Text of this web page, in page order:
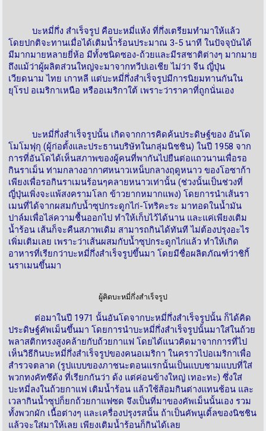
บะหมี่กึ่ง สำเร็จรูป คือบะหมี่แห้ง ที่กึ่งเตรียมทำมาให้แล้ว
โดยปกติจะทานเมื่อได้เติมน้ำร้อนประมาณ 3-5 นาที ในปัจจุบันได้
มีมากมายหลายยี่ห้อ มีทั้งชนิดซอง-ถ้วยและมีรสชาติต่างๆ มากมาย
ถึงแม้ว่าผู้ผลิตส่วนใหญ่จะมาจากทวีปเอเชีย ไม่ว่า จีน ญี่ปุ่น
เวียดนาม ไทย เกาหลี แต่บะหมี่กึ่งสำเร็จรูปมีการนิยมทานกันใน
ยุโรป อเมริกาเหนือ หรืออเมริกาใต้ เพราะว่าราคาที่ถูกนั่นเอง
บะหมี่กึ่งสำเร็จรูปนั้น เกิดจากการคิดค้นประดิษฐ์ของ อันโด
โมโมฟุกุ (ผู้ก่อตั้งและประธานบริษัทในกลุ่มนิชชิน) ในปี 1958 จาก
การที่อันโดได้เห็นสภาพของผู้คนที่พากันไปยืนต่อแถวนานเพื่อรอ
กินราเม็น ท่ามกลางอากาศหนาวเหน็บกลางฤดูหนาว ของโอซาก้า
เพียงเพื่อรอกินราเมนร้อนๆคลายหนาวเท่านั้น (ช่วงนั้นเป็นช่วงที่
ญี่ปุ่นเพิ่งจะแพ้สงครามโลก ข้าวยากหมากแพง) โดยการนำเส้นรา
เมนที่ได้จากผสมกับน้ำซุปกระดูกไก่-โทริคะระ มาทอดในน้ำมัน
ปาล์มเพื่อไล่ความชื้นออกไป ทำให้เก็บไว้ได้นาน และแค่เพียงเติม
น้ำร้อน เส้นก็จะคืนสภาพเดิม สามารถกินได้ทันที ไม่ต้องปรุงอะไร
เพิ่มเติมเลย เพราะว่าเส้นผสมกับน้ำซุปกระดูกไก่แล้ว ทำให้เกิด
อาหารที่เรียกว่าบะหมี่กึ่งสำเร็จรูปขึ้นมา โดยมีชื่อผลิตภัณฑ์ว่าชิกิ้
นราเมนขึ้นมา
ผู้คิดบะหมี่กึ่งสำเร็จรูป
ต่อมาในปี 1971 นั้นอันโดจากบะหมี่กึ่งสำเร็จรูปนั้น ก็ได้คิด
ประดิษฐ์คัพเม็นขึ้นมา โดยการนำบะหมี่กึ่งสำเร็จรูปนั้นมาใส่ในถ้วย
พลาสติกทรงสูงคล้ายกับถ้วยกาแฟ โดยได้แนวคิดมาจากการที่ไป
เห็นวิธีกินบะหมี่กึ่งสำเร็จรูปของคนอเมริกา ในคราวไปอเมริกาเพื่อ
สำรวจตลาด (รูปแบบของภาชนะตอนแรกนั้นเป็นแบบชามแบบที่ใส่
พวกทงคัทซึด้ง ที่เรียกกันว่า ด้ง แต่ค่อนข้างใหญ่ เทอะทะ) ซึ่งใส่
บะหมี่ลงในถ้วยกาแฟ เติมน้ำร้อน แล้วใช้ส้อมกินต่างแทนช้อน และ
เวลากินน้ำซุปก็ยกถ้วยกาแฟซด จึงเป็นที่มาของคัพเม็นนั้นเอง รวม
ทั้งพวกผัก เนื้อต่างๆ และเครื่องปรุงรสนั้น ถ้าเป็นคัพนูเดิ้ลของนิชชิน
แล้วจะใส่มาให้เลย เพียงเติมน้ำร้อนก็กินได้เลย